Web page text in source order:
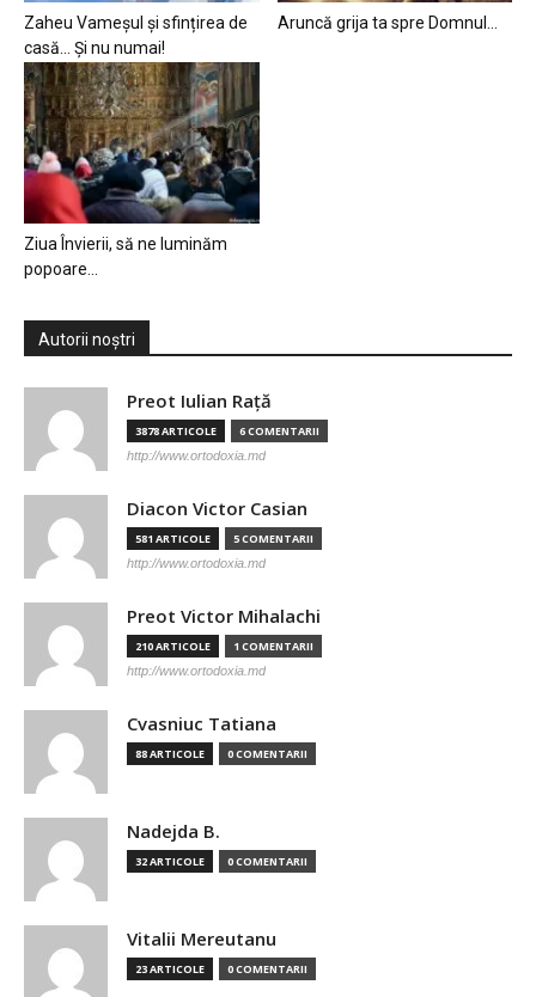
Zaheu Vameșul și sfințirea de
casă… Și nu numai!
Aruncă grija ta spre Domnul…
Ziua Învierii, să ne luminăm
popoare…
Autorii noștri
Preot Iulian Raţă
3878 ARTICOLE 6 COMENTARII
http://www.ortodoxia.md
Diacon Victor Casian
581 ARTICOLE 5 COMENTARII
http://www.ortodoxia.md
Preot Victor Mihalachi
210 ARTICOLE 1 COMENTARII
http://www.ortodoxia.md
Cvasniuc Tatiana
88 ARTICOLE 0 COMENTARII
Nadejda B.
32 ARTICOLE 0 COMENTARII
Vitalii Mereutanu
23 ARTICOLE 0 COMENTARII